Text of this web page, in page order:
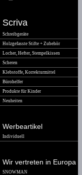
Scriva
Schreibgeräte
Holzgefasste Stifte + Zubehör
Locher, Hefter, Stempelkissen
Scheren
Klebstoffe, Korrekturmittel
Bürohelfer
Produkte für Kinder
Neuheiten
Werbeartikel
Individuell
Wir vertreten in Europa
SNOWMAN